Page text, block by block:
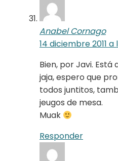
Anabel Cornago
14 diciembre 2011 a
Bien, por Javi. Está
jaja, espero que
todos juntitos,
jeugos de mesa.
Muak
Responder